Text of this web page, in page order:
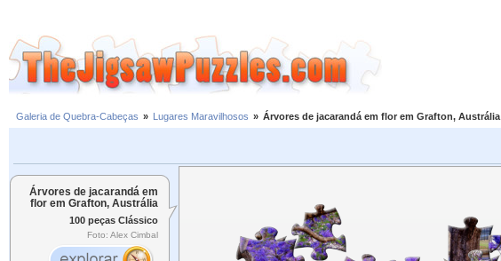
Galeria de Quebra-Cabeças » Lugares Maravilhosos » Árvores de jacarandá em flor em Grafton, Austrália
Árvores de jacarandá em
flor em Grafton, Austrália
100 peças Clássico
Foto: Alex Cimbal